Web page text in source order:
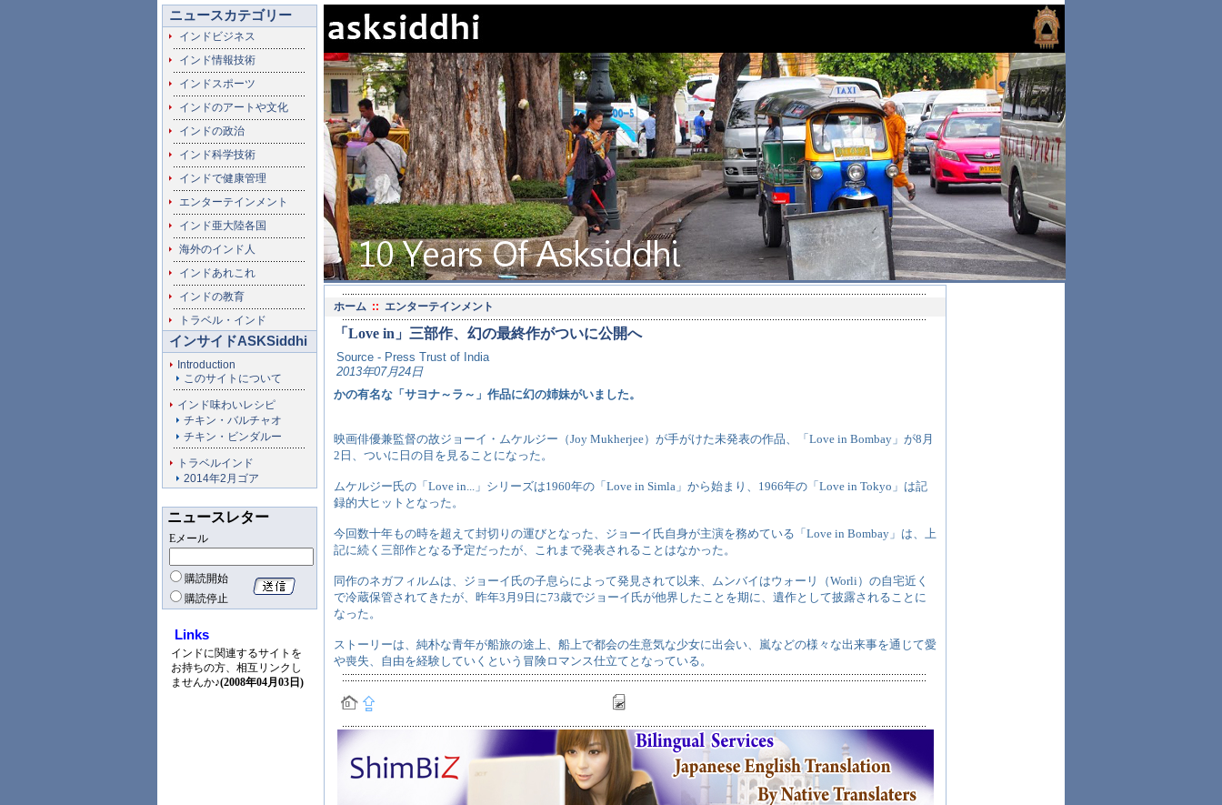
ニュースカテゴリー
インドビジネス
インド情報技術
インドスポーツ
インドのアートや文化
インドの政治
インド科学技術
インドで健康管理
エンターテインメント
インド亜大陸各国
海外のインド人
インドあれこれ
インドの教育
トラベル・インド
インサイドASKSiddhi
Introduction
このサイトについて
インド味わいレシピ
チキン・バルチャオ
チキン・ビンダルー
トラベルインド
2014年2月ゴア
ニュースレター
Eメール
購読開始
購読停止
Links
インドに関連するサイトを
お持ちの方、相互リンクし
ませんか♪(2008年04月03日)
ホーム :: エンターテインメント
「Love in」三部作、幻の最終作がついに公開へ
Source - Press Trust of India
2013年07月24日
かの有名な「サヨナ～ラ～」作品に幻の姉妹がいました。
映画俳優兼監督の故ジョーイ・ムケルジー（Joy Mukherjee）が手がけた未発表の作品、「Love in Bombay」が8月
2日、ついに日の目を見ることになった。
ムケルジー氏の「Love in...」シリーズは1960年の「Love in Simla」から始まり、1966年の「Love in Tokyo」は記
録的大ヒットとなった。
今回数十年もの時を超えて封切りの運びとなった、ジョーイ氏自身が主演を務めている「Love in Bombay」は、上
記に続く三部作となる予定だったが、これまで発表されることはなかった。
同作のネガフィルムは、ジョーイ氏の子息らによって発見されて以来、ムンバイはウォーリ（Worli）の自宅近く
で冷蔵保管されてきたが、昨年3月9日に73歳でジョーイ氏が他界したことを期に、遺作として披露されることに
なった。
ストーリーは、純朴な青年が船旅の途上、船上で都会の生意気な少女に出会い、嵐などの様々な出来事を通じて愛
や喪失、自由を経験していくという冒険ロマンス仕立てとなっている。